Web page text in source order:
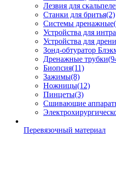
Лезвия для
Станки для бритья(2)
Системы дренажные
Устройства для
Устройства для
Зонд-обтуратор
Дренажные трубки
Биопсия(11)
Зажимы(8)
Ножницы(12)
Пинцеты(3)
Сшивающие
Перевязочный материал